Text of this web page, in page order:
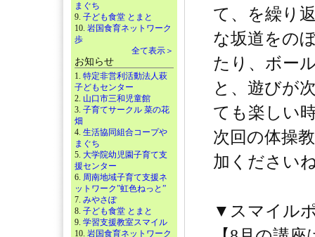
まぐち
9. 子ども食堂 とまと
10. 岩国食育ネットワーク
歩
全て表示＞
お知らせ
1. 特定非営利活動法人萩
子どもセンター
2. 山口市三和児童館
3. 子育てサークル 菜の花
畑
4. 生活協同組合コープや
まぐち
5. 大学院幼児園子育て支
援センター
6. 周南地域子育て支援ネ
ットワーク”虹色ねっと”
7. みやさぽ
8. 子ども食堂 とまと
9. 学習支援教室スマイル
10. 岩国食育ネットワーク
て、を繰り
な坂道をの
たり、ボー
と、遊びが
ても楽しい
次回の体操
加ください
▼スマイル